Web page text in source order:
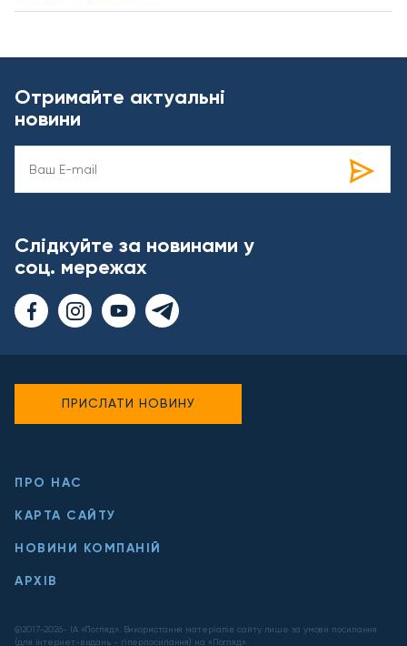
Отримайте актуальні
новини
Слідкуйте за новинами у
соц. мережах
ПРО НАС
КАРТА САЙТУ
НОВИНИ КОМПАНІЙ
АРХІВ
@2017-2026- ІА «Погляд». Використання матеріалів сайту лише за умови посилання
(для інтернет-видань - гіперпосилання) на «Погляд».
ПРИСЛАТИ НОВИНУ